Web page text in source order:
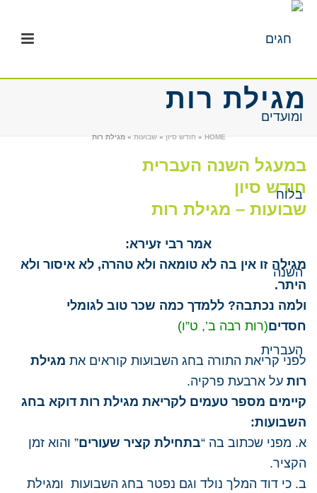
מגילת רות
HOME
» חודש סיון »שבועות »מגילת רות
במעגל השנה העברית
חודש סיון
שבועות – מגילת רות
אמר רבי זעירא:
מגילה זו אין בה לא טומאה ולא טהרה, לא איסור ולא
היתר.
ולמה נכתבה? ללמדך כמה שכר טוב לגומלי
חסדים(רות רבה ב’, ט”ו)​
לפני קריאת התורה בחג השבועות קוראים את מגילת
רות על ארבעת פרקיה.
קיימים מספר טעמים לקריאת מגילת רות דוקא בחג
השבועות:
א. מפני שכתוב בה “בתחילת קציר שעורים” והוא זמן
הקציר.
ב. כי דוד המלך נולד וגם נפטר בחג השבועות ומגילת